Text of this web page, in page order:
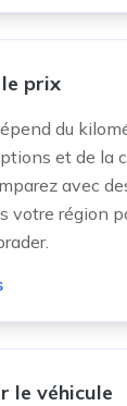
prix
du
et de la
avec
votre région
le véhicule